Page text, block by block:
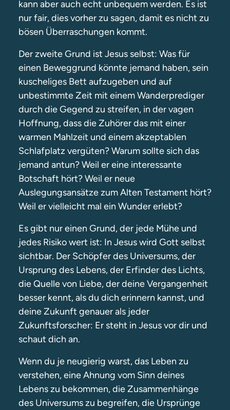
kann aber auch echt unbequem werden. Es ist
nur fair, dies vorher zu sagen, damit es nicht zu
bösen Überraschungen kommt.
Der zweite Grund ist Jesus selbst: Was für
einen Beweggrund könnte jemand haben, sein
kuscheliges Bett aufzugeben und auf
unbestimmte Zeit mit einem Wanderprediger
durch die Gegend zu streifen, in der vagen
Hoffnung, dass die Zuhörer das mit einer
warmen Mahlzeit und einem akzeptablen
Schlafplatz vergüten? Warum sollte sich das
jemand antun? Weil er eine interessante
Botschaft hört? Weil er neue
Auslegungsansätze zum Alten Testament hört?
Weil er vielleicht mal ein Wunder erlebt?
Es gibt nur einen Grund, der jede Mühe und
jedes Risiko wert ist: In Jesus wird Gott selbst
sichtbar. Der Schöpfer des Universums, der
Ursprung des Lebens, der Erfinder des Lichts,
die Quelle von Liebe, der deine Vergangenheit
besser kennt, als du dich erinnern kannst, und
deine Zukunft genauer als jeder
Zukunftsforscher: Er steht in Jesus vor dir und
schaut dich an.
Wenn du je neugierig warst, das Leben zu
verstehen, eine Ahnung vom Sinn deines
Lebens zu bekommen, die Zusammenhänge
des Universums zu begreifen, die Ursprünge